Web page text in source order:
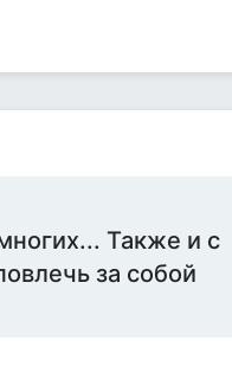
Также и с
за собой